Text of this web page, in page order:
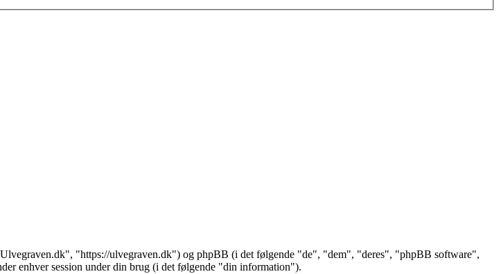
"https://ulvegraven.dk") og phpBB (i det følgende "de", "dem", "deres", "phpBB software",
enhver session under din brug (i det følgende "din information").